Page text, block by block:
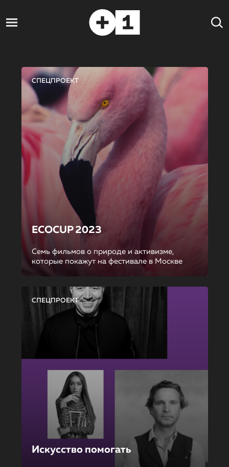
СПЕЦПРОЕКТ
ECOCUP 2023
Семь фильмов о природе и активизме,
которые покажут на фестивале в Москве
СПЕЦПРОЕКТ
Искусство помогать